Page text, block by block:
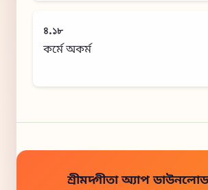
৪.১৮
কর্মে অকর্ম
শ্রীমদ্গীতা অ্যাপ